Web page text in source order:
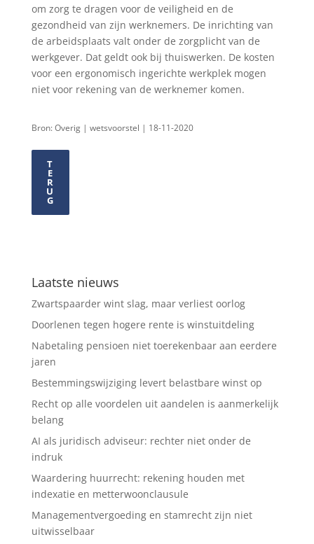
om zorg te dragen voor de veiligheid en de
gezondheid van zijn werknemers. De inrichting van
de arbeidsplaats valt onder de zorgplicht van de
werkgever. Dat geldt ook bij thuiswerken. De kosten
voor een ergonomisch ingerichte werkplek mogen
niet voor rekening van de werknemer komen.
Bron: Overig | wetsvoorstel | 18-11-2020
T
E
R
U
G
Laatste nieuws
Zwartspaarder wint slag, maar verliest oorlog
Doorlenen tegen hogere rente is winstuitdeling
Nabetaling pensioen niet toerekenbaar aan eerdere
jaren
Bestemmingswijziging levert belastbare winst op
Recht op alle voordelen uit aandelen is aanmerkelijk
belang
AI als juridisch adviseur: rechter niet onder de
indruk
Waardering huurrecht: rekening houden met
indexatie en metterwoonclausule
Managementvergoeding en stamrecht zijn niet
uitwisselbaar